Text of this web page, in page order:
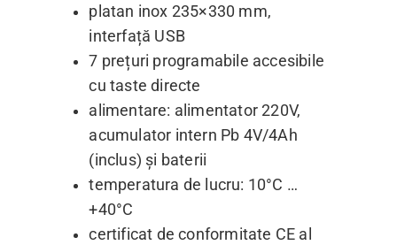
platan inox 235×330 mm,
interfață USB
7 prețuri programabile accesibile
cu taste directe
alimentare: alimentator 220V,
acumulator intern Pb 4V/4Ah
(inclus) și baterii
temperatura de lucru: 10°C …
+40°C
certificat de conformitate CE al